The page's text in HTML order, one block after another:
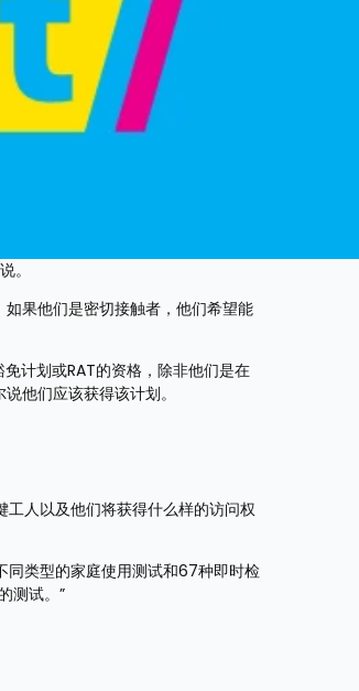
。
如果他们是密切接触者，他们希望能
计划或RAT的资格，除非他们是在
他们应该获得该计划。
工人以及他们将获得什么样的访问权
同类型的家庭使用测试和67种即时检
测试。”